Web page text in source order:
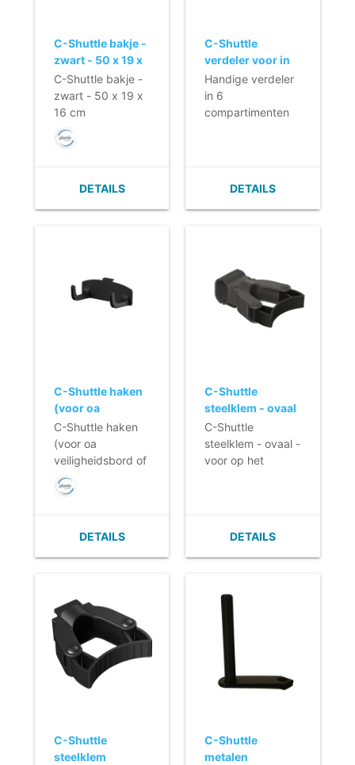
C-Shuttle bakje -
zwart - 50 x 19 x
16 cm
C-Shuttle bakje -
zwart - 50 x 19 x
16 cm
DETAILS
C-Shuttle
verdeler voor in
een lade - 43,5 x
28,5 x 12,5 cm
Handige verdeler
in 6
compartimenten
DETAILS
C-Shuttle haken
(voor oa
veiligheidsbord
of duster)
C-Shuttle haken
(voor oa
veiligheidsbord of
duster)
DETAILS
C-Shuttle
steelklem - ovaal
- voor op het
aluminium
handvat
C-Shuttle
steelklem - ovaal -
voor op het
DETAILS
C-Shuttle
steelklem
C-Shuttle
metalen